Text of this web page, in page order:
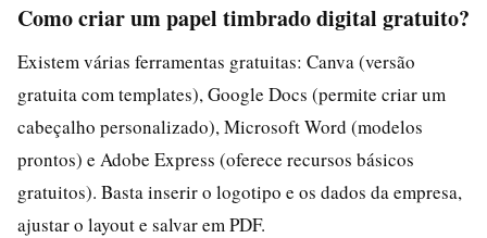
Como criar um papel timbrado digital gratuito?
Existem várias ferramentas gratuitas: Canva (versão
gratuita com templates), Google Docs (permite criar um
cabeçalho personalizado), Microsoft Word (modelos
prontos) e Adobe Express (oferece recursos básicos
gratuitos). Basta inserir o logotipo e os dados da empresa,
ajustar o layout e salvar em PDF.